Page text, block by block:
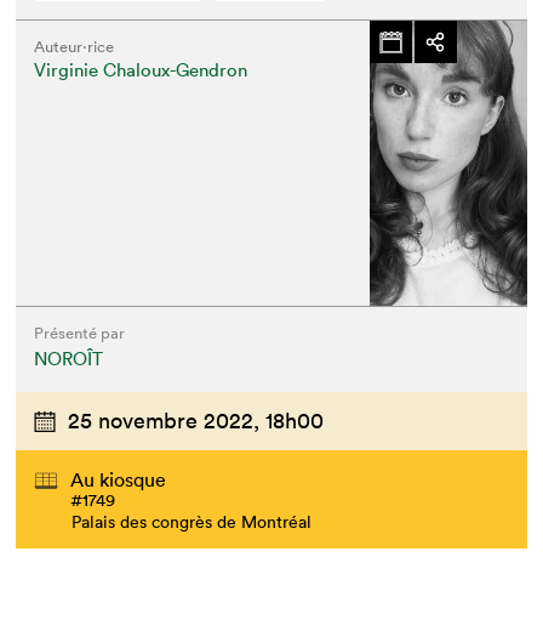
Auteur·rice
Virginie Chaloux-Gendron
Présenté par
NOROÎT
25 novembre 2022, 18h00
Au kiosque
#1749
Palais des congrès de Montréal